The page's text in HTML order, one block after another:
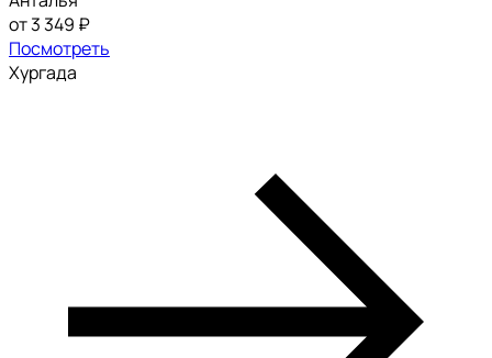
от 3 349 ₽
Посмотреть
Хургада